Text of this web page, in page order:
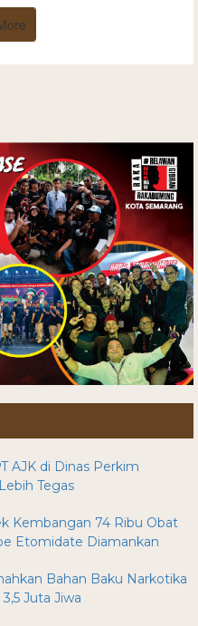
AJK di Dinas Perkim
Tegas
Kembangan 74 Ribu Obat
Etomidate Diamankan
Bahan Baku Narkotika
Juta Jiwa